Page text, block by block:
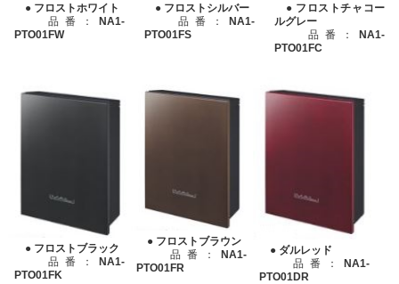
● フロストホワイト
品番： NA1-
PTO01FW
● フロストシルバー
品番： NA1-
PTO01FS
● フロストチャコー
ルグレー
品番：NA1-
PTO01FC
● フロストブラック
品番： NA1-
PTO01FK
● フロストブラウン
品番：
NA1-
PTO01FR
● ダルレッド
品番： NA1-
PTO01DR